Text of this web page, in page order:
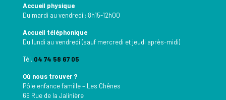
Accueil physique
Du mardi au vendredi : 8h15-12h00
Accueil téléphonique
Du lundi au vendredi (sauf mercredi et jeudi après-midi)
Tél. 04 74 58 67 05
Où nous trouver ?
Pôle enfance famille – Les Chênes
66 Rue de la Jalinière